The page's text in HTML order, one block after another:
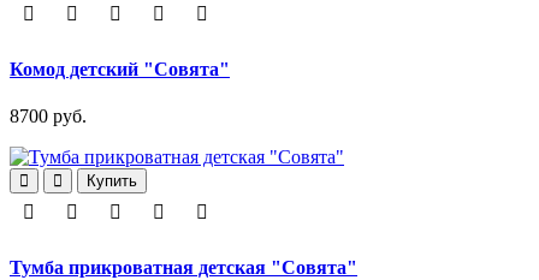
Комод детский "Совята"
8700 руб.
Купить
Тумба прикроватная детская "Совята"